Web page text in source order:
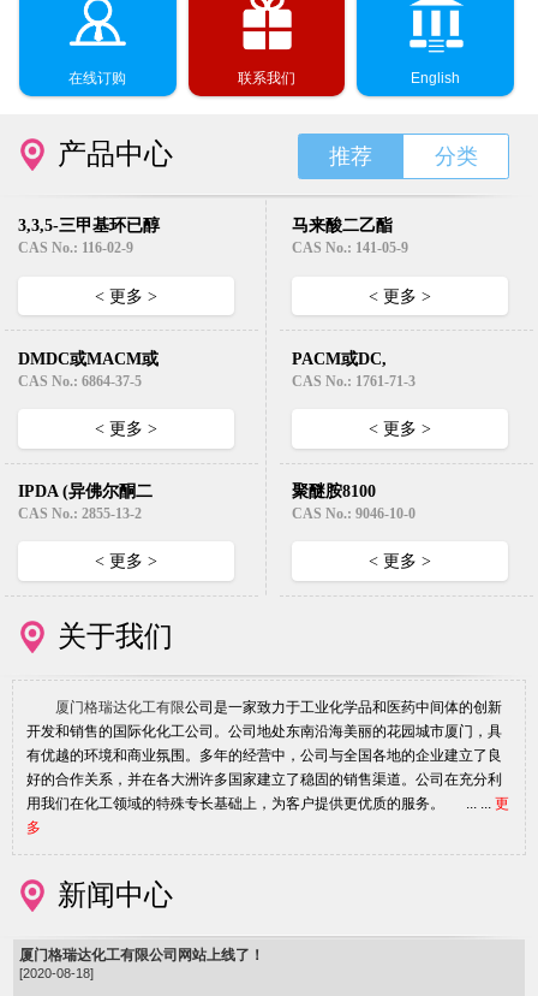
在线订购 联系我们 English
产品中心 推荐 分类
3,3,5-三甲基环已醇
(异佛尔醇）
CAS No.: 116-02-9
< 更多 >
马来酸二乙酯
Diethyl Maleate
CAS No.: 141-05-9
< 更多 >
DMDC或MACM或
EC331( 3,3’-二甲基-
CAS No.: 6864-37-5
< 更多 >
PACM或DC,
HMDA （4,4’-二氨
CAS No.: 1761-71-3
< 更多 >
IPDA (异佛尔酮二
胺)
CAS No.: 2855-13-2
< 更多 >
聚醚胺8100
CAS No.: 9046-10-0
< 更多 >
关于我们
厦门格瑞达化工有限公司是一家致力于工业化学品和医药中间体的创新
开发和销售的国际化化工公司。公司地处东南沿海美丽的花园城市厦门，具
有优越的环境和商业氛围。多年的经营中，公司与全国各地的企业建立了良
好的合作关系，并在各大洲许多国家建立了稳固的销售渠道。公司在充分利
用我们在化工领域的特殊专长基础上，为客户提供更优质的服务。 ... ...更
多
新闻中心
厦门格瑞达化工有限公司网站上线了！
[2020-08-18]